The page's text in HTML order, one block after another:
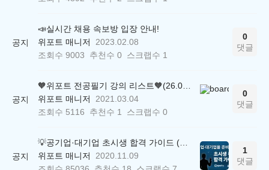
공지
📣실시간 채용 속보방 입장 안내!
위포트 매니저
2023.02.08
조회수 9003 추천수 0 스크랩수 1
0
댓글
공지
위포트 매니저
2021.03.04
조회수 5116 추천수 1 스크랩수 0
0
댓글
공지
위포트 매니저
2020.11.09
1
댓글